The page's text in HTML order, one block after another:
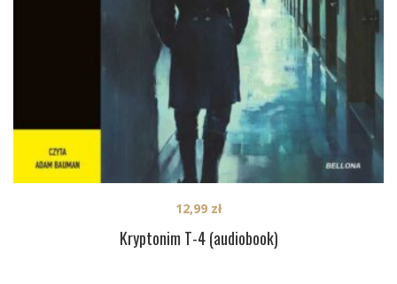
Kryptonim T-4 (audiobook)
12,99 zł